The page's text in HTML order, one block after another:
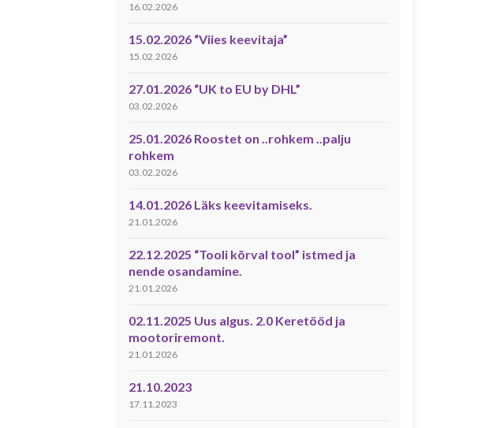
16.02.2026
15.02.2026 “Viies keevitaja”
15.02.2026
27.01.2026 “UK to EU by DHL”
03.02.2026
25.01.2026 Roostet on ..rohkem ..palju
rohkem
03.02.2026
14.01.2026 Läks keevitamiseks.
21.01.2026
22.12.2025 “Tooli kõrval tool” istmed ja
nende osandamine.
21.01.2026
02.11.2025 Uus algus. 2.0 Keretööd ja
mootoriremont.
21.01.2026
21.10.2023
17.11.2023